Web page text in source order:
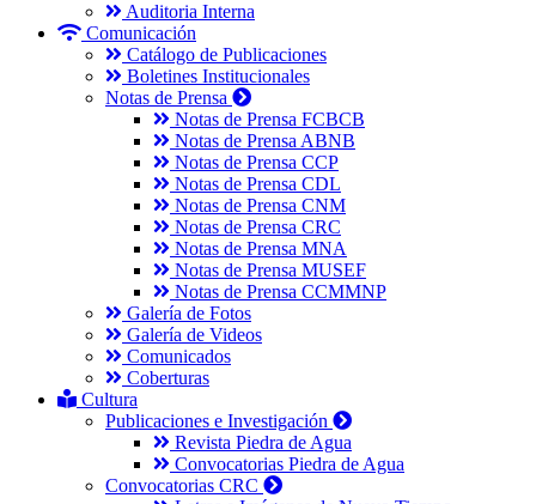
Auditoria Interna
Comunicación
Catálogo de Publicaciones
Boletines Institucionales
Notas de Prensa
Notas de Prensa FCBCB
Notas de Prensa ABNB
Notas de Prensa CCP
Notas de Prensa CDL
Notas de Prensa CNM
Notas de Prensa CRC
Notas de Prensa MNA
Notas de Prensa MUSEF
Notas de Prensa CCMMNP
Galería de Fotos
Galería de Videos
Comunicados
Coberturas
Cultura
Publicaciones e Investigación
Revista Piedra de Agua
Convocatorias Piedra de Agua
Convocatorias CRC